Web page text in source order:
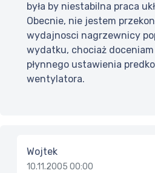
była by niestabilna praca
Obecnie, nie jestem
wydajnosci nagrzewnicy
wydatku, chociaż
płynnego ustawienia
wentylatora.
Wojtek
10.11.2005 00:00